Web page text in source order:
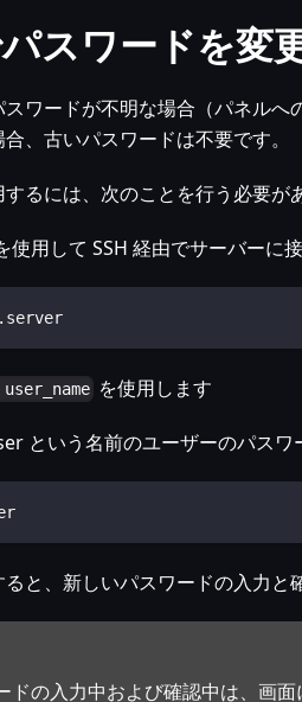
スワードを変
ワードが不明な場合（パネル
、古いパスワードは不要です。
るには、次のことを行う必要が
用して SSH 経由でサーバーに接
を使用します
という名前のユーザーのパス
と、新しいパスワードの入力と
ドの入力中および確認中は、画面